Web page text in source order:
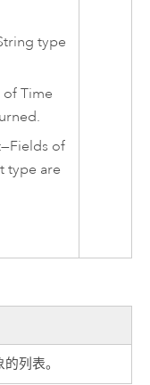
type
of Time
—Fields of
type are
的列表。